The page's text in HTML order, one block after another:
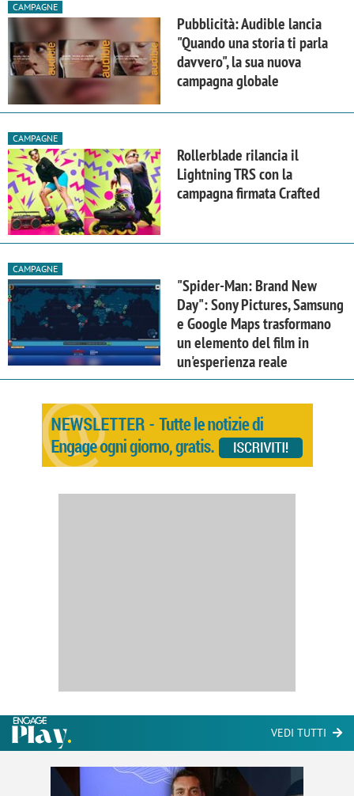
CAMPAGNE
Pubblicità: Audible lancia
"Quando una storia ti parla
davvero", la sua nuova
campagna globale
CAMPAGNE
Rollerblade rilancia il
Lightning TRS con la
campagna firmata Crafted
CAMPAGNE
"Spider-Man: Brand New
Day": Sony Pictures, Samsung
e Google Maps trasformano
un elemento del film in
un'esperienza reale
VEDI TUTTI